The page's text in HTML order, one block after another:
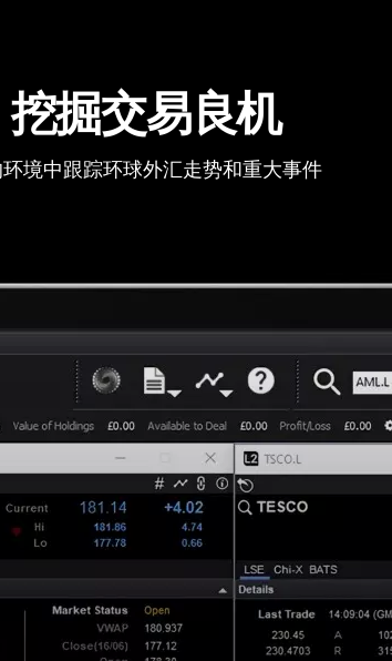
掘交易良机
境中跟踪环球外汇走势和重大事件